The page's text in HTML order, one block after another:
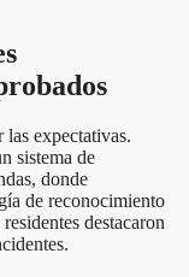
las expectativas.
sistema de
donde
de reconocimiento
destacaron